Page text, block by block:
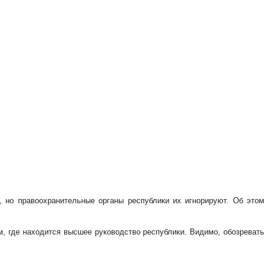
правоохранительные органы республики их игнорируют. Об этом
где находится высшее руководство республики. Видимо, обозревать